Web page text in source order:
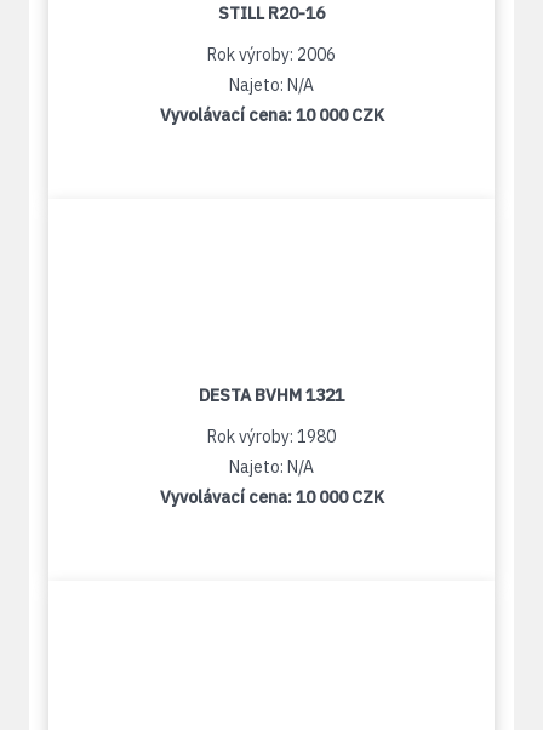
STILL R20-16
Rok výroby: 2006
Najeto: N/A
Vyvolávací cena:10 000 CZK
DESTA BVHM 1321
Rok výroby: 1980
Najeto: N/A
Vyvolávací cena:10 000 CZK